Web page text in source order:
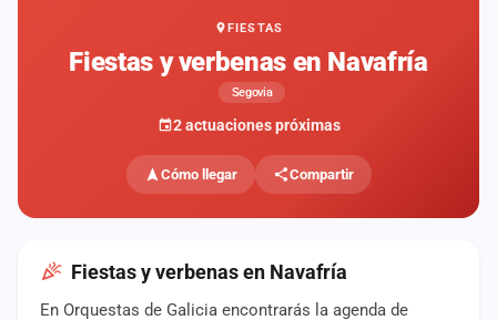
FIESTAS
Fiestas y verbenas en Navafría
Segovia
2 actuaciones próximas
Cómo llegar Compartir
Fiestas y verbenas en Navafría
En Orquestas de Galicia encontrarás la agenda de
fiestas
Agencias
Rankings